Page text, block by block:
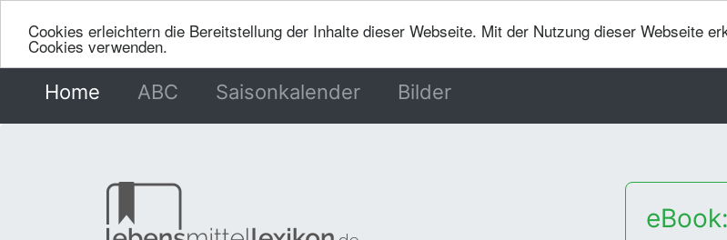
Cookies erleichtern die Bereitstellung der Inhalte dieser Webseite. Mit der Nutzung dieser Webseite
Cookies verwenden.
Home (current)
ABC Saisonkalender Bilder